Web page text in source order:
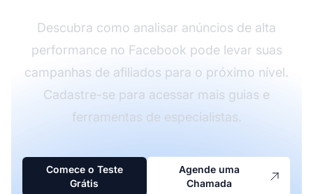
Descubra como analisar anúncios de alta
performance no Facebook pode levar suas
campanhas de afiliados para o próximo nível.
Cadastre-se para acessar mais guias e
ferramentas de especialistas.
Comece o Teste
Grátis
Agende uma
Chamada